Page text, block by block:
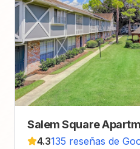
Salem Square
4.3135 reseñas de